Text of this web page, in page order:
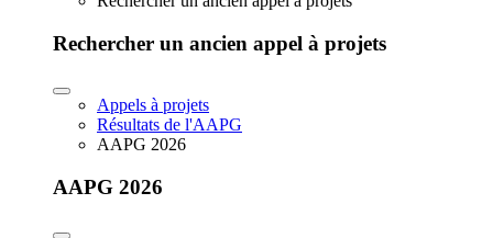
Rechercher un ancien appel à projets
Appels à projets
Résultats de l'AAPG
AAPG 2026
AAPG 2026